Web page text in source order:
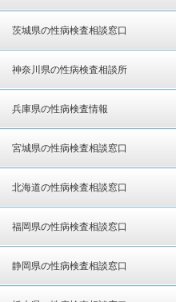
茨城県の性病検査相談窓口
神奈川県の性病検査相談所
兵庫県の性病検査情報
宮城県の性病検査相談窓口
北海道の性病検査相談窓口
福岡県の性病検査相談窓口
静岡県の性病検査相談窓口